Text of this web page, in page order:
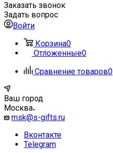
Заказать звонок
Задать вопрос
Войти
Корзина0
Отложенные0
Сравнение товаров0
Ваш город
Москва
msk@s-gifts.ru
Вконтакте
Telegram